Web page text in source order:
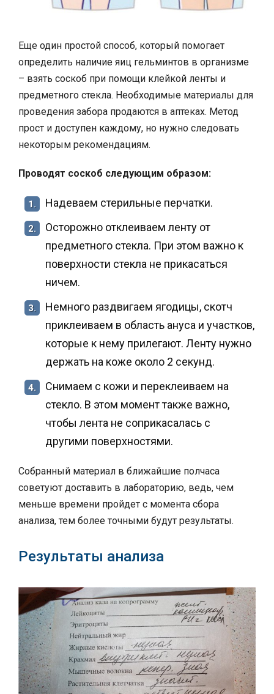
Еще один простой способ, который помогает
определить наличие яиц гельминтов в организме
– взять соскоб при помощи клейкой ленты и
предметного стекла. Необходимые материалы для
проведения забора продаются в аптеках. Метод
прост и доступен каждому, но нужно следовать
некоторым рекомендациям.
Проводят соскоб следующим образом:
1. Надеваем стерильные перчатки.
2.
Осторожно отклеиваем ленту от
предметного стекла. При этом важно к
поверхности стекла не прикасаться
ничем.
3.
Немного раздвигаем ягодицы, скотч
приклеиваем в область ануса и участков,
которые к нему прилегают. Ленту нужно
держать на коже около 2 секунд.
4.
Снимаем с кожи и переклеиваем на
стекло. В этом момент также важно,
чтобы лента не соприкасалась с
другими поверхностями.
Собранный материал в ближайшие полчаса
советуют доставить в лабораторию, ведь, чем
меньше времени пройдет с момента сбора
анализа, тем более точными будут результаты.
Результаты анализа